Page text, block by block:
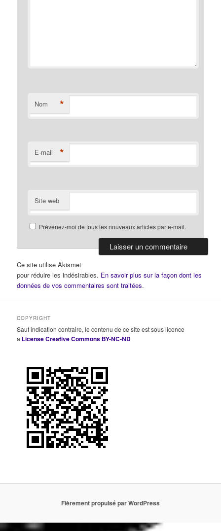
Nom *
E-mail *
Site web
Prévenez-moi de tous les nouveaux articles par e-mail.
Ce site utilise Akismet
pour réduire les indésirables. En savoir plus sur la façon dont les
données de vos commentaires sont traitées.
COPYRIGHT
Sauf indication contraire, le contenu de ce site est sous licence
a License Creative Commons BY-NC-ND
Fièrement propulsé par WordPress